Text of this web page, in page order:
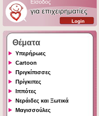
Θέματα
Υπερήρωες
Cartoon
Πριγκίπισσες
Πρίγκιπες
Ιππότες
Νεράιδες και Ξωτικά
Μαγισσούλες